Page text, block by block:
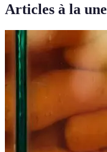
Articles à la une